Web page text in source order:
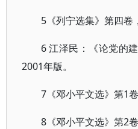
5《列宁选集》第四卷
6 江泽民：《论党的
2001年版。
7《邓小平文选》第1
8《邓小平文选》第2